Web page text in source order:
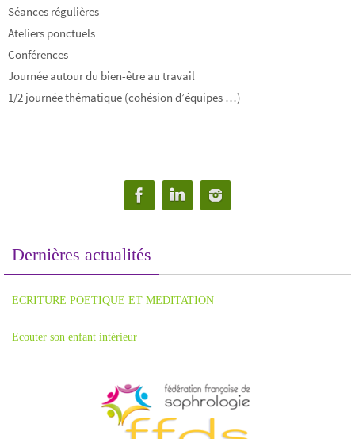
Séances régulières
Ateliers ponctuels
Conférences
Journée autour du bien-être au travail
1/2 journée thématique (cohésion d’équipes …)
Dernières actualités
ECRITURE POETIQUE ET MEDITATION
Ecouter son enfant intérieur